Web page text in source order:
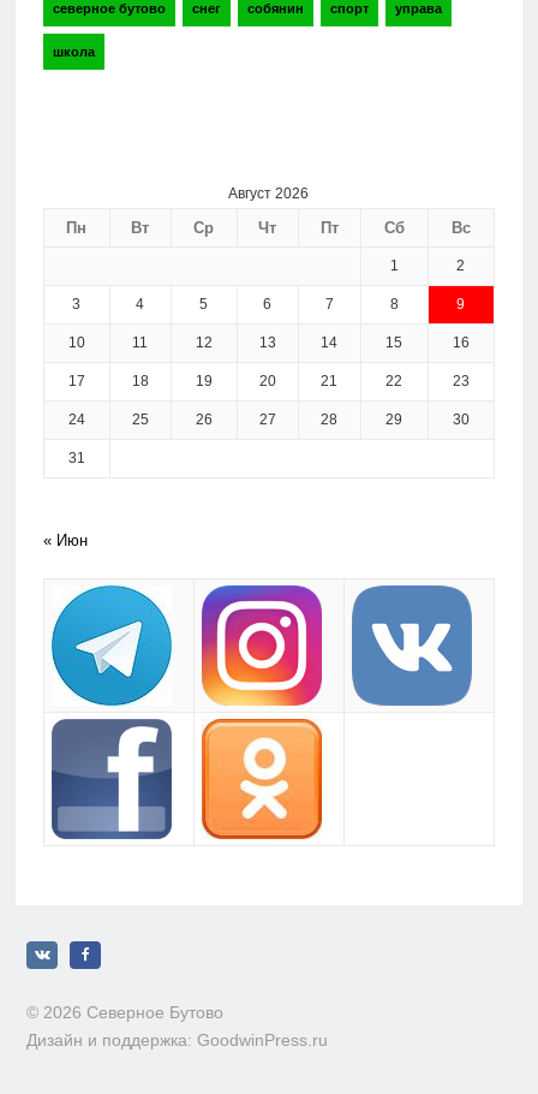
северное бутово снег собянин спорт управа
школа
Август 2026
Пн Вт Ср Чт Пт Сб Вс
1 2
3 4 5 6 7 8 9
10 11 12 13 14 15 16
17 18 19 20 21 22 23
24 25 26 27 28 29 30
31
« Июн
© 2026 Северное Бутово
Дизайн и поддержка: GoodwinPress.ru